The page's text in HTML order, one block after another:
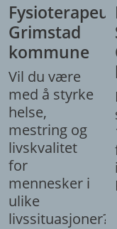
Grimstad
kommune
Vil du være
med å styrke
helse,
mestring og
livskvalitet
for
mennesker i
ulike
livssituasjoner?
i